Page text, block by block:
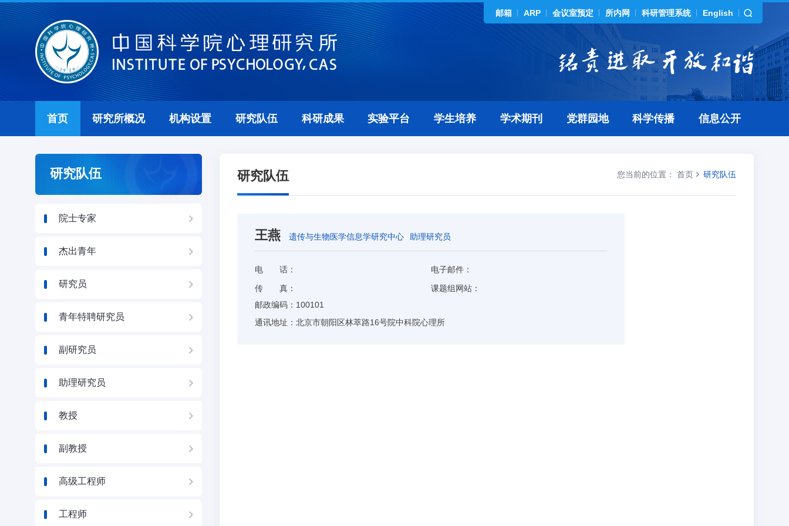
邮箱 ARP 会议室预定 所内网 科研管理系统 English
首页 研究所概况 机构设置 研究队伍 科研成果 实验平台 学生培养 学术期刊 党群园地 科学传播 信息公开
研究队伍
院士专家
杰出青年
研究员
青年特聘研究员
副研究员
助理研究员
教授
副教授
高级工程师
工程师
您当前的位置： 首页 研究队伍
研究队伍
王燕 遗传与生物医学信息学研究中心 助理研究员
电 话：
电子邮件：
传 真：
课题组网站：
邮政编码： 100101
通讯地址： 北京市朝阳区林萃路16号院中科院心理所